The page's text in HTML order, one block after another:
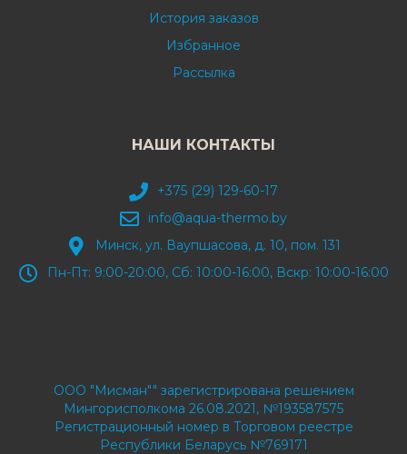
История заказов
Избранное
Рассылка
НАШИ КОНТАКТЫ
+375 (29) 129-60-17
info@aqua-thermo.by
Минск, ул. Ваупшасова, д. 10, пом. 131
Пн-Пт: 9:00-20:00, Сб: 10:00-16:00, Вскр: 10:00-16:00
ООО "Мисман"" зарегистрирована решением
Мингорисполкома 26.08.2021, №193587575
Регистрационный номер в Торговом реестре
Республики Беларусь №769171